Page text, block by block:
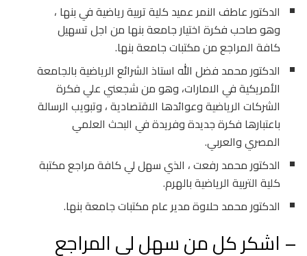
الدكتور عاطف النمر عميد كلية تربية رياضية في بنها ،
وهو صاحب فكرة اختيار جامعة بنها من اجل تسهيل
كافة المراجع من مكتبات جامعة بنها.
الدكتور محمد فضل الله استاذ الشرائع الرياضية بالجامعة
الأمريكية في الامارات، وهو من شجعني علي فكرة
الشركات الرياضية وعوائدها الاقتصادية ، وتبويب الرسالة
باعتبارها فكرة جديدة وفريدة في البحث العلمي
المصري والعربي.
الدكتور محمد رفعت ، الذي سهل لي كافة مراجع مكتبة
كلية التربية الرياضية بالهرم.
الدكتور محمد حلاوة مدير عام مكتبات جامعة بنها.
– اشكر كل من سهل لي المراجع